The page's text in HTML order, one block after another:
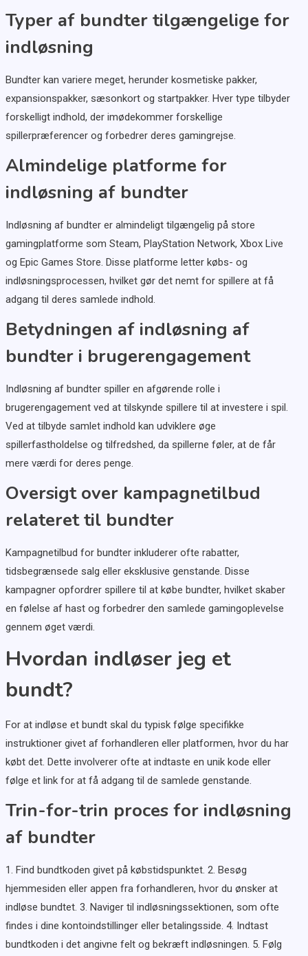
Typer af bundter tilgængelige for
indløsning
Bundter kan variere meget, herunder kosmetiske pakker,
expansionspakker, sæsonkort og startpakker. Hver type tilbyder
forskelligt indhold, der imødekommer forskellige
spillerpræferencer og forbedrer deres gamingrejse.
Almindelige platforme for
indløsning af bundter
Indløsning af bundter er almindeligt tilgængelig på store
gamingplatforme som Steam, PlayStation Network, Xbox Live
og Epic Games Store. Disse platforme letter købs- og
indløsningsprocessen, hvilket gør det nemt for spillere at få
adgang til deres samlede indhold.
Betydningen af indløsning af
bundter i brugerengagement
Indløsning af bundter spiller en afgørende rolle i
brugerengagement ved at tilskynde spillere til at investere i spil.
Ved at tilbyde samlet indhold kan udviklere øge
spillerfastholdelse og tilfredshed, da spillerne føler, at de får
mere værdi for deres penge.
Oversigt over kampagnetilbud
relateret til bundter
Kampagnetilbud for bundter inkluderer ofte rabatter,
tidsbegrænsede salg eller eksklusive genstande. Disse
kampagner opfordrer spillere til at købe bundter, hvilket skaber
en følelse af hast og forbedrer den samlede gamingoplevelse
gennem øget værdi.
Hvordan indløser jeg et
bundt?
For at indløse et bundt skal du typisk følge specifikke
instruktioner givet af forhandleren eller platformen, hvor du har
købt det. Dette involverer ofte at indtaste en unik kode eller
følge et link for at få adgang til de samlede genstande.
Trin-for-trin proces for indløsning
af bundter
1. Find bundtkoden givet på købstidspunktet. 2. Besøg
hjemmesiden eller appen fra forhandleren, hvor du ønsker at
indløse bundtet. 3. Naviger til indløsningssektionen, som ofte
findes i dine kontoindstillinger eller betalingsside. 4. Indtast
bundtkoden i det angivne felt og bekræft indløsningen. 5. Følg